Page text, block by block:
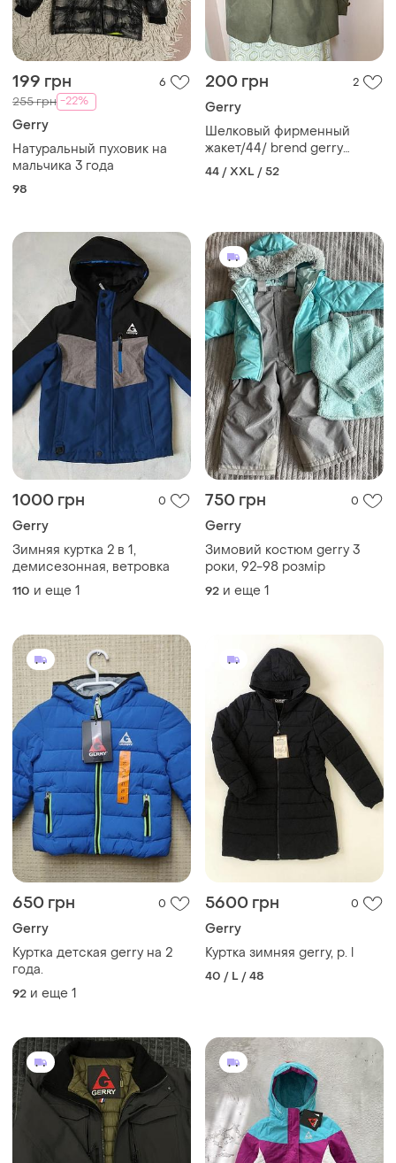
199 грн 6
255 грн -22%
Gerry
Натуральный пуховик на
мальчика 3 года
98
200 грн 2
Gerry
Шелковый фирменный
жакет/44/ brend gerry
weber
44 / XXL / 52
1000 грн 0
Gerry
Зимняя куртка 2 в 1,
демисезонная, ветровка
110 и еще 1
750 грн 0
Gerry
Зимовий костюм gerry 3
роки, 92-98 розмір
92 и еще 1
650 грн 0
Gerry
Куртка детская gerry на 2
года.
92 и еще 1
5600 грн 0
Gerry
Куртка зимняя gerry, р. l
40 / L / 48